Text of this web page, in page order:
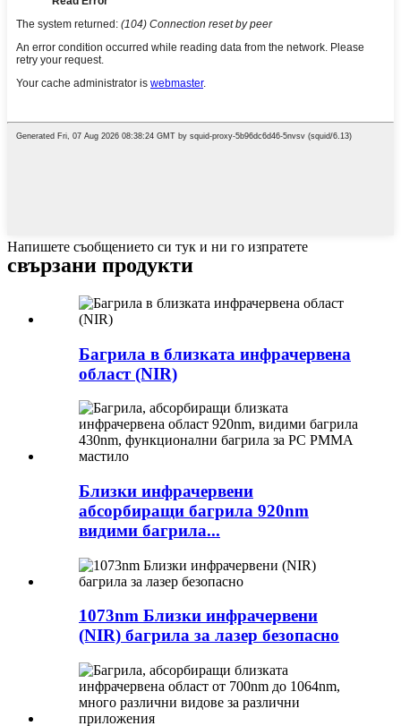
Напишете съобщението си тук и ни го изпратете
свързани продукти
Багрила в близката инфрачервена
област (NIR)
Близки инфрачервени
абсорбиращи багрила 920nm
видими багрила...
1073nm Близки инфрачервени
(NIR) багрила за лазер безопасно